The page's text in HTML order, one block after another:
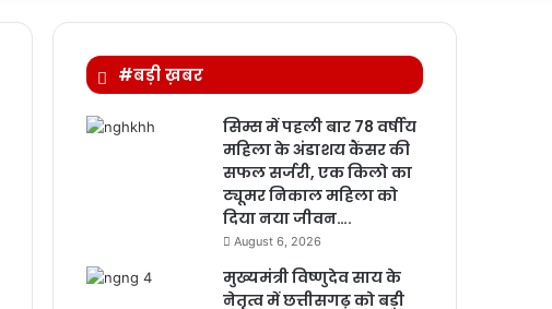
#बड़ी ख़बर
सिम्स में पहली बार 78 वर्षीय
महिला के अंडाशय कैंसर की
सफल सर्जरी, एक किलो का
ट्यूमर निकाल महिला को
दिया नया जीवन….
August 6, 2026
मुख्यमंत्री विष्णुदेव साय के
नेतृत्व में छत्तीसगढ़ को बड़ी